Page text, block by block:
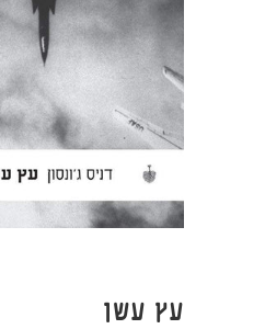
עץ עשן